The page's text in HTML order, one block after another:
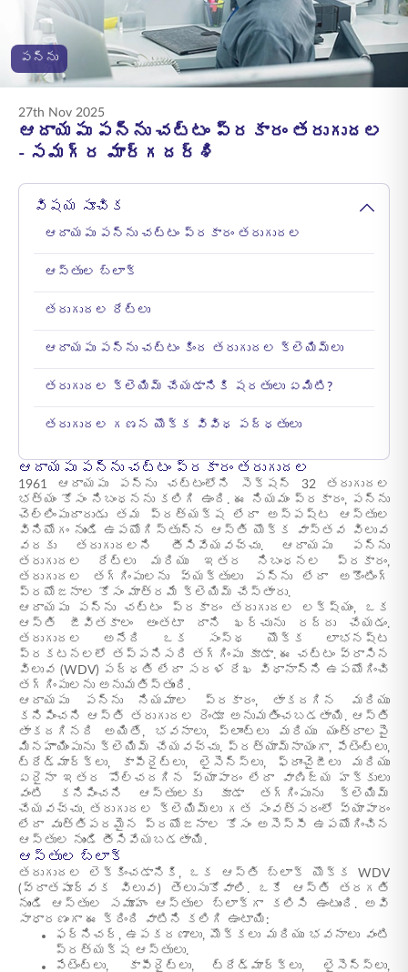
ENGLISH
ఆన్‌లైన్‌లో కొనండి ప్రీమియం చెల్లించండి
పన్ను
27th Nov 2025
ఆదాయపు పన్ను చట్టం ప్రకారం తరుగుదల
- సమగ్ర మార్గదర్శి
విషయ సూచిక
ఆదాయపు పన్ను చట్టం ప్రకారం తరుగుదల
ఆస్తుల బ్లాక్
తరుగుదల రేట్లు
ఆదాయపు పన్ను చట్టం కింద తరుగుదల క్లెయిమ్‌లు
తరుగుదల క్లెయిమ్ చేయడానికి షరతులు ఏమిటి?
తరుగుదల గణన యొక్క వివిధ పద్ధతులు
ఆదాయపు పన్ను చట్టం ప్రకారం తరుగుదల
1961 ఆదాయపు పన్ను చట్టంలోని సెక్షన్ 32 తరుగుదల
భత్యం కోసం నిబంధనను కలిగి ఉంది. ఈ నియమం ప్రకారం, పన్ను
చెల్లింపుదారుడు తమ ప్రత్యక్ష లేదా అస్పష్ట ఆస్తుల
వినియోగం నుండి ఉపయోగిస్తున్న ఆస్తి యొక్క వాస్తవ విలువ
వరకు తరుగుదలని తీసివేయవచ్చు. ఆదాయపు పన్ను
తరుగుదల రేట్లు మరియు ఇతర నిబంధనల ప్రకారం,
తరుగుదల తగ్గింపులను వ్యక్తులు పన్ను లేదా అకౌంటింగ్
ప్రయోజనాల కోసం మాత్రమే క్లెయిమ్ చేస్తారు.
ఆదాయపు పన్ను చట్టం ప్రకారం తరుగుదల లక్ష్యం, ఒక
ఆస్తి జీవితకాలం అంతటా దాని ఖర్చును రద్దు చేయడం.
తరుగుదల అనేది ఒక సంస్థ యొక్క లాభనష్ట
ప్రకటనలలో తప్పనిసరి తగ్గింపు కూడా. ఈ చట్టం వ్రాసిన
విలువ (WDV) పద్ధతి లేదా సరళ రేఖ విధానాన్ని ఉపయోగించి
తగ్గింపులను అనుమతిస్తుంది.
ఆదాయపు పన్ను నియమాల ప్రకారం, తాకదగిన మరియు
కనిపించని ఆస్తి తరుగుదల రెండూ అనుమతించబడతాయి. ఆస్తి
తాకదగినది అయితే, భవనాలు, ప్లాంట్లు మరియు యంత్రాలపై
మినహాయింపును క్లెయిమ్ చేయవచ్చు. ప్రత్యామ్నాయంగా, పేటెంట్లు,
ట్రేడ్‌మార్క్‌లు, కాపీరైట్‌లు, లైసెన్స్‌లు, ఫ్రాంచైజీలు మరియు
ఏదైనా ఇతర పోల్చదగిన వ్యాపారం లేదా వాణిజ్య హక్కులు
వంటి కనిపించని ఆస్తులకు కూడా తగ్గింపును క్లెయిమ్
చేయవచ్చు. తరుగుదల క్లెయిమ్‌లు గత సంవత్సరంలో వ్యాపారం
లేదా వృత్తిపరమైన ప్రయోజనాల కోసం అసెస్సీ ఉపయోగించిన
ఆస్తుల నుండి తీసివేయబడతాయి.
ఆస్తుల బ్లాక్
తరుగుదల లెక్కించడానికి, ఒక ఆస్తి బ్లాక్ యొక్క WDV
(వ్రాతపూర్వక విలువ) తెలుసుకోవాలి. ఒకే ఆస్తి తరగతి
నుండి ఆస్తుల సమూహం ఆస్తుల బ్లాక్‌గా కలిసి ఉంటుంది. అవి
సాధారణంగా ఈ క్రింది వాటిని కలిగి ఉంటాయి:
ఫర్నిచర్, ఉపకరణాలు, మొక్కలు మరియు భవనాలు వంటి
ప్రత్యక్ష ఆస్తులు.
పేటెంట్లు, కాపీరైట్‌లు, ట్రేడ్‌మార్క్‌లు, లైసెన్స్‌లు,